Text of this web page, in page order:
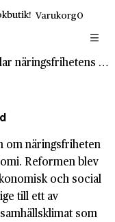
Varukorg0
Ny bok speglar näringsfrihetens tid
om näringsfriheten
Reformen blev
och social
till ett av
som